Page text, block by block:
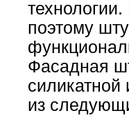
поэтому
Фасадная
силикатной
из